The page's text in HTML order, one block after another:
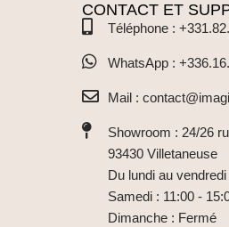
CONTACT ET
Téléphone :
WhatsApp :
Mail :
Showroom : 24/26
93430 Villetaneuse
Du lundi au
Samedi : 11:00 -
Dimanche : Fermé